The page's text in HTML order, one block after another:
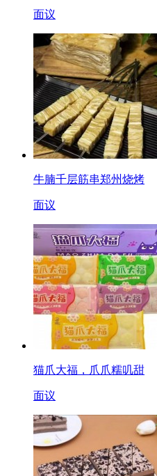
面议
牛腩千层筋串郑州烧烤
面议
猫爪大福，爪爪糯叽甜
面议